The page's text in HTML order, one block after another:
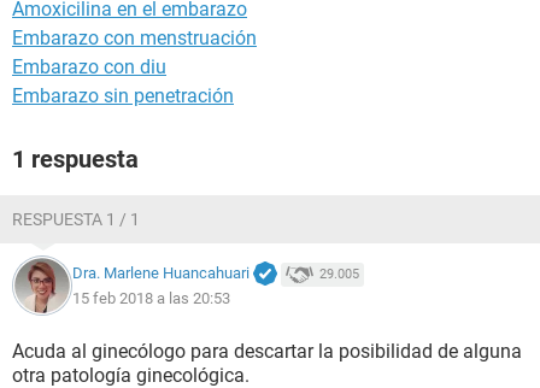
Amoxicilina en el embarazo
Embarazo con menstruación
Embarazo con diu
Embarazo sin penetración
1 respuesta
RESPUESTA 1 / 1
Dra. Marlene Huancahuari 29.005
15 feb 2018 a las 20:53
Acuda al ginecólogo para descartar la posibilidad de alguna
otra patología ginecológica.